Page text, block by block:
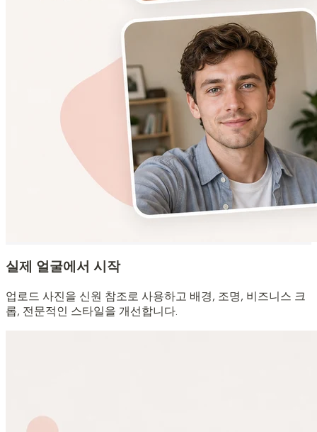
실제 얼굴에서 시작
업로드 사진을 신원 참조로 사용하고 배경, 조명, 비즈니스 크
롭, 전문적인 스타일을 개선합니다.